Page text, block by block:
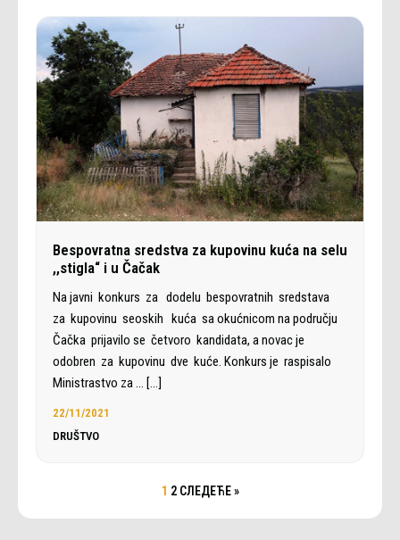
Bespovratna sredstva za kupovinu kuća na selu
,,stigla“ i u Čačak
Na javni konkurs za dodelu bespovratnih sredstava
za kupovinu seoskih kuća sa okućnicom na području
Čačka prijavilo se četvoro kandidata, a novac je
odobren za kupovinu dve kuće. Konkurs je raspisalo
Ministrastvo za … […]
22/11/2021
DRUŠTVO
1 2 СЛЕДЕЋЕ »